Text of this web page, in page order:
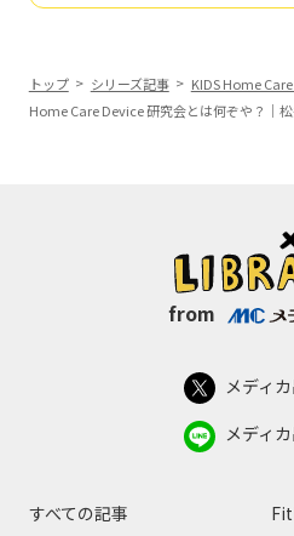
トップ シリーズ記事 KIDS Home
Home Care Device 研究会とは何ぞや？｜
from
メディ
メディ
すべての記事